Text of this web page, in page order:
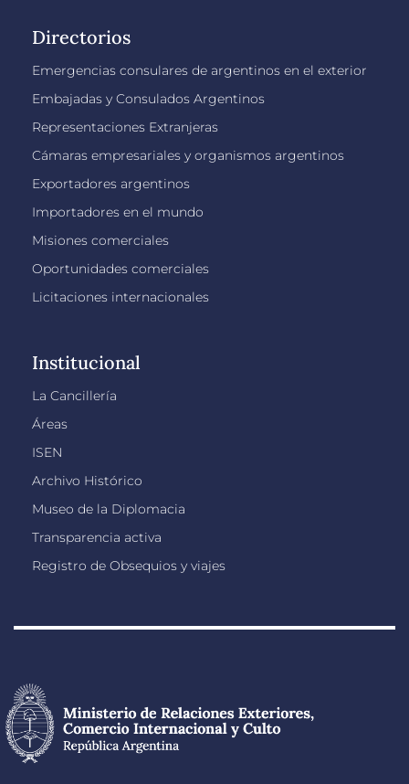
Directorios
Emergencias consulares de argentinos en el exterior
Embajadas y Consulados Argentinos
Representaciones Extranjeras
Cámaras empresariales y organismos argentinos
Exportadores argentinos
Importadores en el mundo
Misiones comerciales
Oportunidades comerciales
Licitaciones internacionales
Institucional
La Cancillería
Áreas
ISEN
Archivo Histórico
Museo de la Diplomacia
Transparencia activa
Registro de Obsequios y viajes